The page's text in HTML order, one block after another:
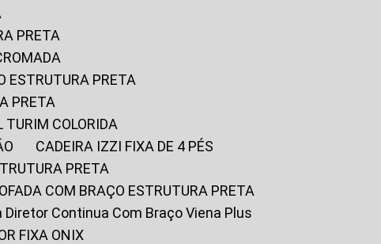
PRETA
ESTRUTURA PRETA
PRETA
TURIM COLORIDA
CADEIRA IZZI FIXA DE 4 PÉS
PRETA
COM BRAÇO ESTRUTURA PRETA
Diretor Continua Com Braço Viena Plus
FIXA ONIX